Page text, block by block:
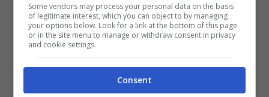
Visualizza questo post su Instagram
Some vendors may process your personal data on the basis
of legitimate interest, which you can object to by managing
your options below. Look for a link at the bottom of this page
or in the site menu to manage or withdraw consent in privacy
and cookie settings.
Consent